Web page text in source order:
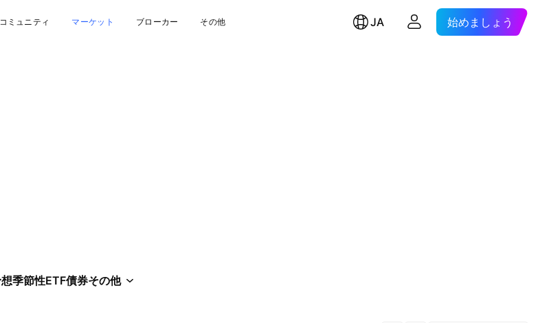
コミュニティ マーケット ブローカー その他 JA 始めましょう
季節性ETF債券その他